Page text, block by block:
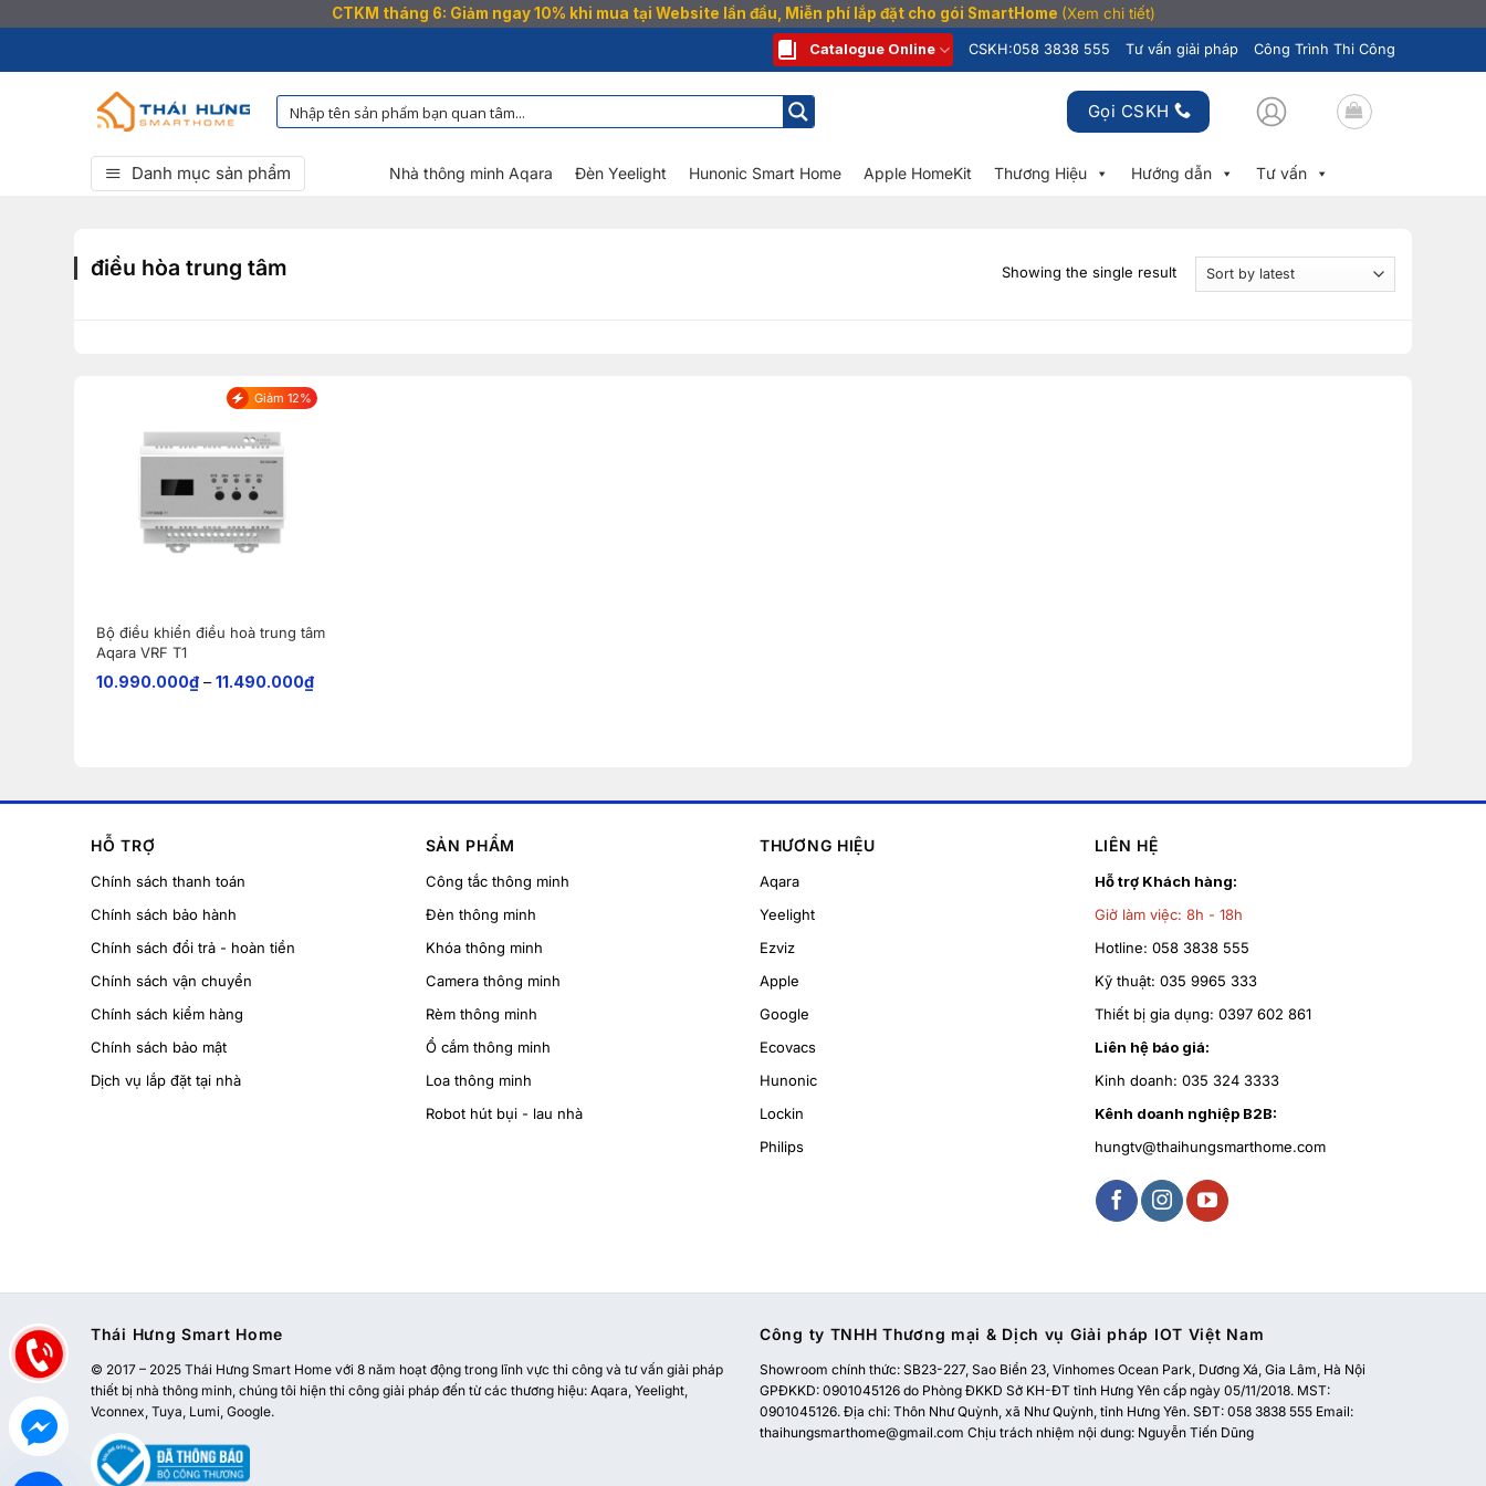
CTKM tháng 6: Giảm ngay 10% khi mua tại Website lần đầu, Miễn phí lắp đặt cho gói SmartHome (Xem chi tiết)
qua
Catalogue Online CSKH:058 3838 555 Tư vấn giải pháp Công Trình Thi Công
Gọi CSKH
Danh mục sản phẩm Nhà thông minh Aqara Đèn Yeelight Hunonic Smart Home Apple HomeKit Thương Hiệu Hướng dẫn Tư vấn
điều hòa trung tâm Showing the single result
Giảm 12%
Bộ điều khiển điều hoà trung tâm
Aqara VRF T1
10.990.000₫–11.490.000₫
HỖ TRỢ
Chính sách thanh toán
Chính sách bảo hành
Chính sách đổi trả - hoàn tiền
Chính sách vận chuyển
Chính sách kiểm hàng
Chính sách bảo mật
Dịch vụ lắp đặt tại nhà
SẢN PHẨM
Công tắc thông minh
Đèn thông minh
Khóa thông minh
Camera thông minh
Rèm thông minh
Ổ cắm thông minh
Loa thông minh
Robot hút bụi - lau nhà
THƯƠNG HIỆU
Aqara
Yeelight
Ezviz
Apple
Google
Ecovacs
Hunonic
Lockin
Philips
LIÊN HỆ
Hỗ trợ Khách hàng:
Giờ làm việc: 8h - 18h
Hotline: 058 3838 555
Kỹ thuật: 035 9965 333
Thiết bị gia dụng: 0397 602 861
Liên hệ báo giá:
Kinh doanh: 035 324 3333
Kênh doanh nghiệp B2B:
hungtv@thaihungsmarthome.com
Thái Hưng Smart Home
© 2017 – 2025 Thái Hưng Smart Home với 8 năm hoạt động trong lĩnh vực thi công và tư vấn giải pháp
thiết bị nhà thông minh, chúng tôi hiện thi công giải pháp đến từ các thương hiệu: Aqara, Yeelight,
Vconnex, Tuya, Lumi, Google.
Công ty TNHH Thương mại & Dịch vụ Giải pháp IOT Việt Nam
Showroom chính thức: SB23-227, Sao Biển 23, Vinhomes Ocean Park, Dương Xá, Gia Lâm, Hà Nội
GPĐKKD: 0901045126 do Phòng ĐKKD Sở KH-ĐT tỉnh Hưng Yên cấp ngày 05/11/2018. MST:
0901045126. Địa chỉ: Thôn Như Quỳnh, xã Như Quỳnh, tỉnh Hưng Yên. SĐT: 058 3838 555 Email:
thaihungsmarthome@gmail.com Chịu trách nhiệm nội dung: Nguyễn Tiến Dũng